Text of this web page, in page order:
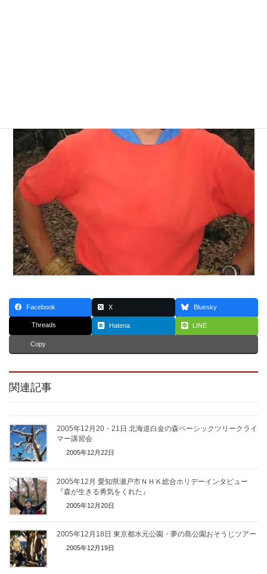
Facebook X Bluesky
Threads Hatena LINE
Copy
関連記事
2005年12月20・21日 北海道白金の森ベーシックツリークライ
マー講習会
2005年12月22日
2005年12月 愛知県瀬戸市ＮＨＫ総合ホリデーインタビュー
『森が生きる勇気をくれた』
2005年12月20日
2005年12月18日 東京都水元公園・夢の島公園おそうじツアー
2005年12月19日